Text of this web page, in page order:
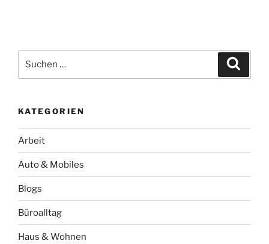
nach:
KATEGORIEN
Arbeit
Auto & Mobiles
Blogs
Büroalltag
Haus & Wohnen